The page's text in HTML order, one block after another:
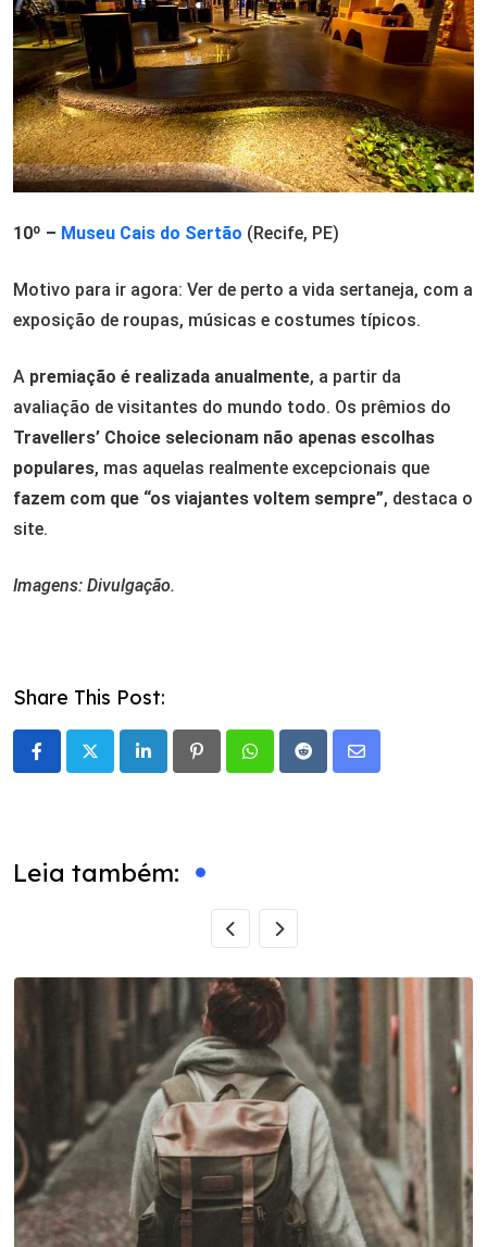
10º – Museu Cais do Sertão (Recife, PE)
Motivo para ir agora: Ver de perto a vida sertaneja, com a
exposição de roupas, músicas e costumes típicos.
A premiação é realizada anualmente, a partir da
avaliação de visitantes do mundo todo. Os prêmios do
Travellers’ Choice selecionam não apenas escolhas
populares, mas aquelas realmente excepcionais que
fazem com que “os viajantes voltem sempre”, destaca o
site.
Imagens: Divulgação.
Share This Post:
LinkedIn PinterestWhatsappRedditShare
Leia também: